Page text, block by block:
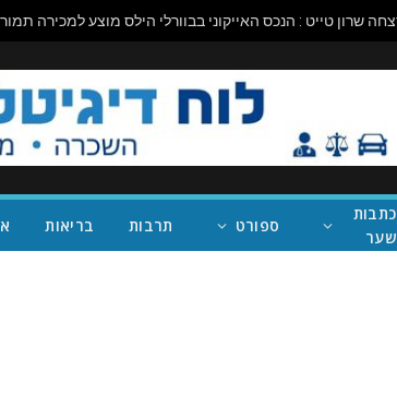
כתבות
שער
ספורט תרבות בריאות